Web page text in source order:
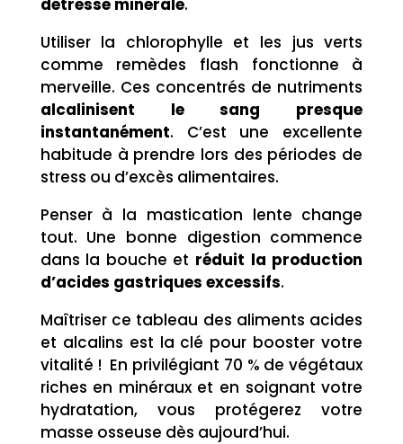
Utiliser la chlorophylle et les jus verts
comme remèdes flash fonctionne à
merveille. Ces concentrés de nutriments
alcalinisent le sang presque
instantanément. C’est une excellente
habitude à prendre lors des périodes de
stress ou d’excès alimentaires.
Penser à la mastication lente change
tout. Une bonne digestion commence
dans la bouche et réduit la production
d’acides gastriques excessifs.
Maîtriser ce tableau des aliments acides
et alcalins est la clé pour booster votre
vitalité ! En privilégiant 70 % de végétaux
riches en minéraux et en soignant votre
hydratation, vous protégerez votre
masse osseuse dès aujourd’hui.